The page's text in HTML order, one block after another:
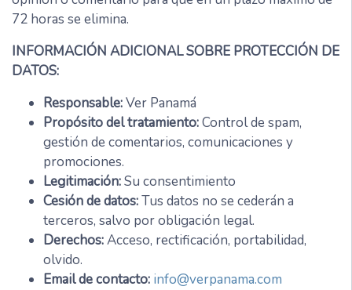
72 horas se elimina.
INFORMACIÓN ADICIONAL SOBRE PROTECCIÓN DE
DATOS:
Responsable:Ver Panamá
Propósito del tratamiento:Control de spam,
gestión de comentarios, comunicaciones y
promociones.
Legitimación:Su consentimiento
Cesión de datos:Tus datos no se cederán a
terceros, salvo por obligación legal.
Derechos:Acceso, rectificación, portabilidad,
olvido.
Email de contacto: info@verpanama.com